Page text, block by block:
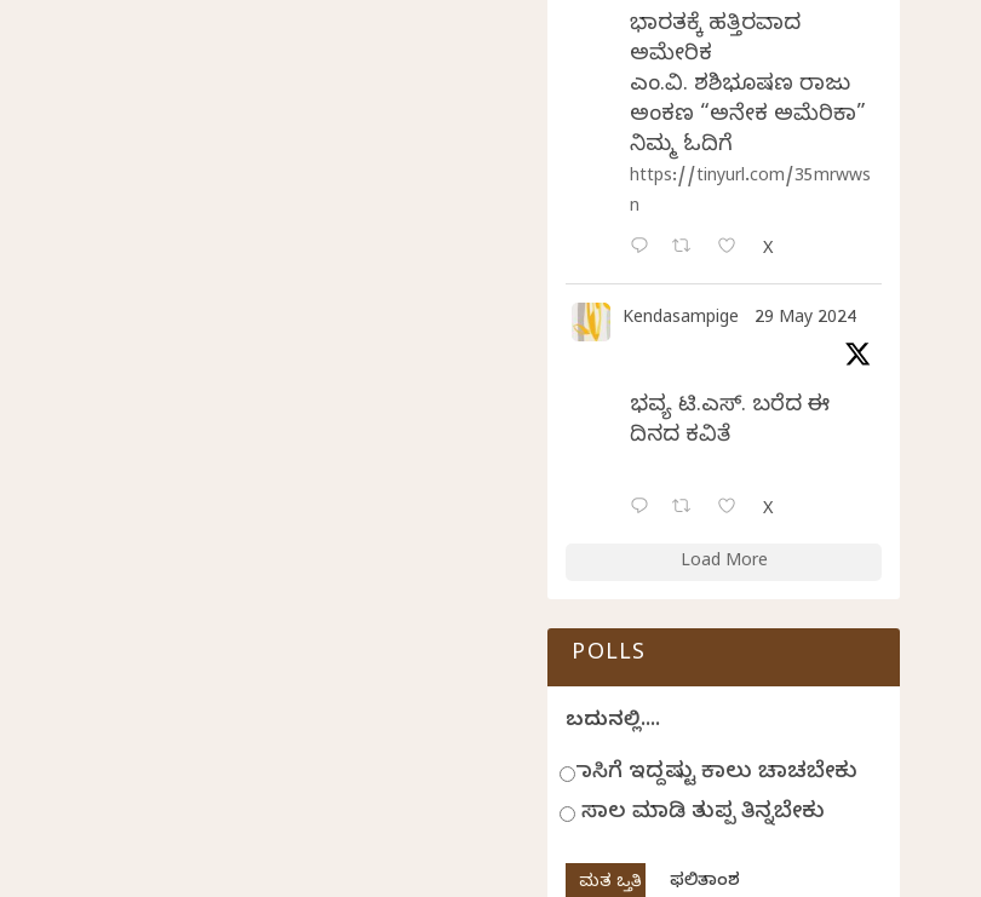
ಭಾರತಕ್ಕೆ ಹತ್ತಿರವಾದ
ಅಮೇರಿಕ
ಎಂ.ವಿ. ಶಶಿಭೂಷಣ ರಾಜು
ಅಂಕಣ “ಅನೇಕ ಅಮೆರಿಕಾ”
ನಿಮ್ಮ ಓದಿಗೆ
https://tinyurl.com/35mrwws
n
X
Kendasampige 29 May 2024
ಭವ್ಯ ಟಿ.ಎಸ್. ಬರೆದ ಈ
ದಿನದ ಕವಿತೆ
X
Load More
POLLS
ಬದುಕಿನಲ್ಲಿ....
ಹಾಸಿಗೆ ಇದ್ದಷ್ಟು ಕಾಲು ಚಾಚಬೇಕು
ಸಾಲ ಮಾಡಿ ತುಪ್ಪ ತಿನ್ನಬೇಕು
ಫಲಿತಾಂಶ